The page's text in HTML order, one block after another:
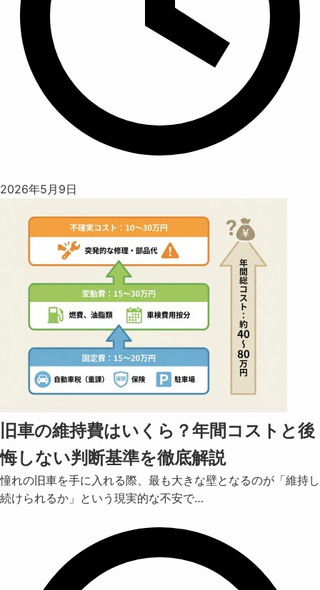
2026年5月9日
旧車の維持費はいくら？年間コストと後
悔しない判断基準を徹底解説
憧れの旧車を手に入れる際、最も大きな壁となるのが「維持し
続けられるか」という現実的な不安で…